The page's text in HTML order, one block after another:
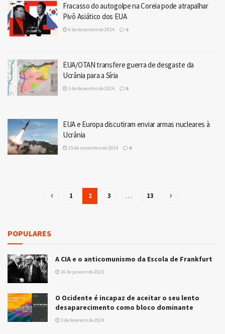
Fracasso do autogolpe na Coreia pode atrapalhar
Pivô Asiático dos EUA
6 de dezembro de 2024 0
EUA/OTAN transfere guerra de desgaste da
Ucrânia para a Síria
3 de dezembro de 2024 0
EUA e Europa discutiram enviar armas nucleares à
Ucrânia
25 de novembro de 2024 0
1 2 3 … 13
POPULARES
A CIA e o anticomunismo da Escola de Frankfurt
16 de janeiro de 2025
O Ocidente é incapaz de aceitar o seu lento
desaparecimento como bloco dominante
3 de fevereiro de 2024